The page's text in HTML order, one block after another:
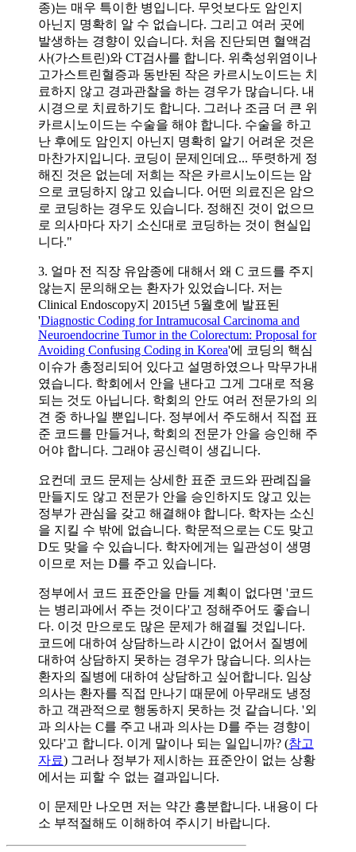
종)는 매우 특이한 병입니다. 무엇보다도 암인지
아닌지 명확히 알 수 없습니다. 그리고 여러 곳에
발생하는 경향이 있습니다. 처음 진단되면 혈액검
사(가스트린)와 CT검사를 합니다. 위축성위염이나
고가스트린혈증과 동반된 작은 카르시노이드는 치
료하지 않고 경과관찰을 하는 경우가 많습니다. 내
시경으로 치료하기도 합니다. 그러나 조금 더 큰 위
카르시노이드는 수술을 해야 합니다. 수술을 하고
난 후에도 암인지 아닌지 명확히 알기 어려운 것은
마찬가지입니다. 코딩이 문제인데요... 뚜렷하게 정
해진 것은 없는데 저희는 작은 카르시노이드는 암
으로 코딩하지 않고 있습니다. 어떤 의료진은 암으
로 코딩하는 경우도 있습니다. 정해진 것이 없으므
로 의사마다 자기 소신대로 코딩하는 것이 현실입
니다."
3. 얼마 전 직장 유암종에 대해서 왜 C 코드를 주지
않는지 문의해오는 환자가 있었습니다. 저는
Clinical Endoscopy지 2015년 5월호에 발표된
'Diagnostic Coding for Intramucosal Carcinoma and
Neuroendocrine Tumor in the Colorectum: Proposal for
Avoiding Confusing Coding in Korea'에 코딩의 핵심
이슈가 총정리되어 있다고 설명하였으나 막무가내
였습니다. 학회에서 안을 낸다고 그게 그대로 적용
되는 것도 아닙니다. 학회의 안도 여러 전문가의 의
견 중 하나일 뿐입니다. 정부에서 주도해서 직접 표
준 코드를 만들거나, 학회의 전문가 안을 승인해 주
어야 합니다. 그래야 공신력이 생깁니다.
요컨데 코드 문제는 상세한 표준 코드와 판례집을
만들지도 않고 전문가 안을 승인하지도 않고 있는
정부가 관심을 갖고 해결해야 합니다. 학자는 소신
을 지킬 수 밖에 없습니다. 학문적으로는 C도 맞고
D도 맞을 수 있습니다. 학자에게는 일관성이 생명
이므로 저는 D를 주고 있습니다.
정부에서 코드 표준안을 만들 계획이 없다면 '코드
는 병리과에서 주는 것이다'고 정해주어도 좋습니
다. 이것 만으로도 많은 문제가 해결될 것입니다.
코드에 대하여 상담하느라 시간이 없어서 질병에
대하여 상담하지 못하는 경우가 많습니다. 의사는
환자의 질병에 대하여 상담하고 싶어합니다. 임상
의사는 환자를 직접 만나기 때문에 아무래도 냉정
하고 객관적으로 행동하지 못하는 것 같습니다. '외
과 의사는 C를 주고 내과 의사는 D를 주는 경향이
있다'고 합니다. 이게 말이나 되는 일입니까? (참고
자료) 그러나 정부가 제시하는 표준안이 없는 상황
에서는 피할 수 없는 결과입니다.
이 문제만 나오면 저는 약간 흥분합니다. 내용이 다
소 부적절해도 이해하여 주시기 바랍니다.